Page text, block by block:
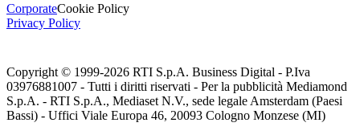
CorporateCookie Policy
Privacy Policy
Copyright © 1999-2026 RTI S.p.A. Business Digital - P.Iva
03976881007 - Tutti i diritti riservati - Per la pubblicità Mediamond
S.p.A. - RTI S.p.A., Mediaset N.V., sede legale Amsterdam (Paesi
Bassi) - Uffici Viale Europa 46, 20093 Cologno Monzese (MI)